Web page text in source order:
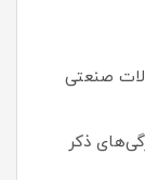
صنعتی
ذکر